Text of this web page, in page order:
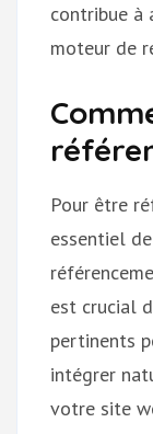
contribue à
moteur de
Pour être
essentiel
est crucial
pertinents
intégrer
votre site